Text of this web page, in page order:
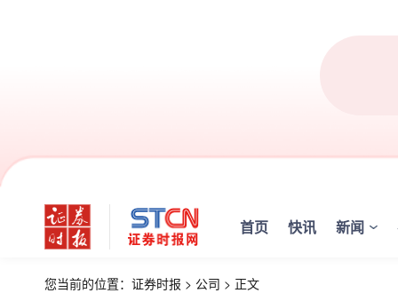
首页 快讯 新闻
您当前的位置： 证券时报 > 公司 > 正文